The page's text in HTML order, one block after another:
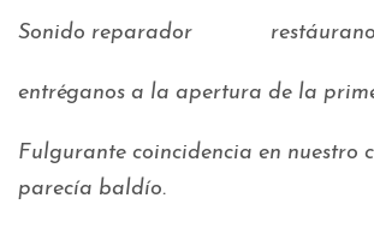
Sonido reparador
entréganos a la apertura de la
Fulgurante coincidencia en nuestro
parecía baldío.